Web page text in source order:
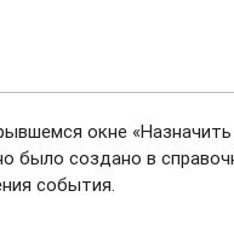
окне
было создано в
события.